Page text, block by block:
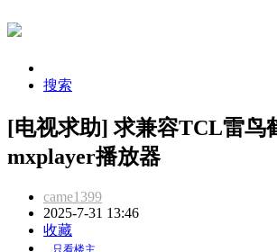
搜索
[电视求助] 求兼容TCL雷鸟
mxplayer播放器
came1399
2025-7-31 13:46
收藏
只看楼主